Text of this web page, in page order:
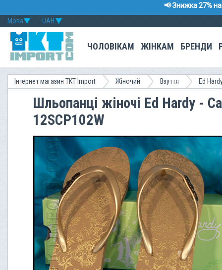
📢 Знижка 27%
UAH
Мова
ЧОЛОВІКАМ ЖІНКАМ БРЕНДИ
Інтернет магазин TKT Import Жіночий Взуття Ed
Шльопанці жіночі Ed Hardy -
12SCP102W